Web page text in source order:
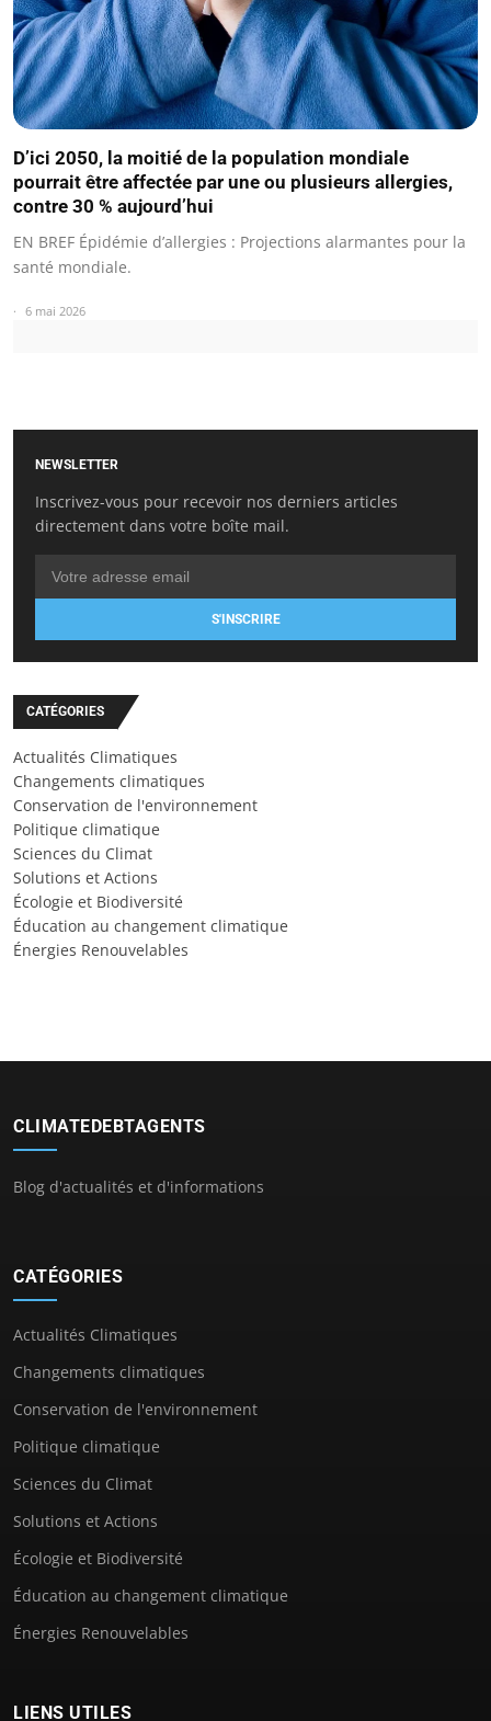
D’ici 2050, la moitié de la population mondiale
pourrait être affectée par une ou plusieurs allergies,
contre 30 % aujourd’hui
EN BREF Épidémie d’allergies : Projections alarmantes pour la
santé mondiale.
6 mai 2026
NEWSLETTER
Inscrivez-vous pour recevoir nos derniers articles
directement dans votre boîte mail.
S'INSCRIRE
CATÉGORIES
Actualités Climatiques
Changements climatiques
Conservation de l'environnement
Politique climatique
Sciences du Climat
Solutions et Actions
Écologie et Biodiversité
Éducation au changement climatique
Énergies Renouvelables
CLIMATEDEBTAGENTS
Blog d'actualités et d'informations
CATÉGORIES
Actualités Climatiques
Changements climatiques
Conservation de l'environnement
Politique climatique
Sciences du Climat
Solutions et Actions
Écologie et Biodiversité
Éducation au changement climatique
Énergies Renouvelables
LIENS UTILES